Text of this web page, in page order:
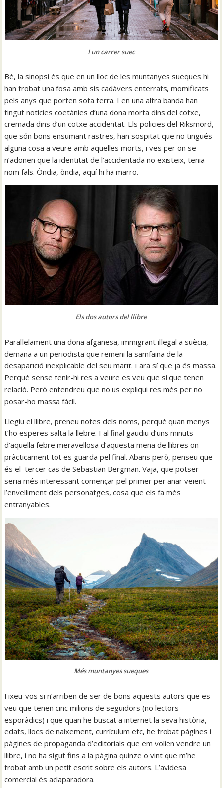
I un carrer suec
Bé, la sinopsi és que en un lloc de les muntanyes sueques hi
han trobat una fosa amb sis cadàvers enterrats, momificats
pels anys que porten sota terra. I en una altra banda han
tingut notícies coetànies d’una dona morta dins del cotxe,
cremada dins d’un cotxe accidentat. Els policies del Riksmord,
que són bons ensumant rastres, han sospitat que no tingués
alguna cosa a veure amb aquelles morts, i ves per on se
n’adonen que la identitat de l’accidentada no existeix, tenia
nom fals. Òndia, òndia, aquí hi ha marro.
Els dos autors del llibre
Paral·lelament una dona afganesa, immigrant il·legal a suècia,
demana a un periodista que remeni la samfaina de la
desaparició inexplicable del seu marit. I ara sí que ja és massa.
Perquè sense tenir-hi res a veure es veu que sí que tenen
relació. Però entendreu que no us expliqui res més per no
posar-ho massa fàcil.
Llegiu el llibre, preneu notes dels noms, perquè quan menys
t’ho esperes salta la llebre. I al final gaudiu d’uns minuts
d’aquella febre meravellosa d’aquesta mena de llibres on
pràcticament tot es guarda pel final. Abans però, penseu que
és el tercer cas de Sebastian Bergman. Vaja, que potser
seria més interessant començar pel primer per anar veient
l’envelliment dels personatges, cosa que els fa més
entranyables.
Més muntanyes sueques
Fixeu-vos si n’arriben de ser de bons aquests autors que es
veu que tenen cinc milions de seguidors (no lectors
esporàdics) i que quan he buscat a internet la seva història,
edats, llocs de naixement, currículum etc, he trobat pàgines i
pàgines de propaganda d’editorials que em volien vendre un
llibre, i no ha sigut fins a la pàgina quinze o vint que m’he
trobat amb un petit escrit sobre els autors. L’avidesa
comercial és aclaparadora.